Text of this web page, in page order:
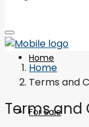
Home
For Sale
Home
Terms and
Terms and